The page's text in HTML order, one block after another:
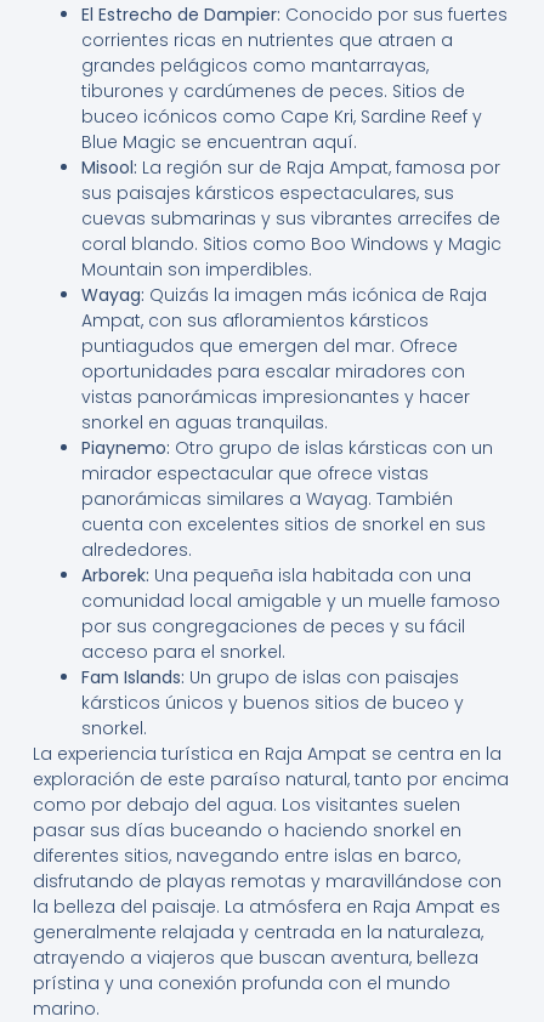
El Estrecho de Dampier: Conocido por sus fuertes
corrientes ricas en nutrientes que atraen a
grandes pelágicos como mantarrayas,
tiburones y cardúmenes de peces. Sitios de
buceo icónicos como Cape Kri, Sardine Reef y
Blue Magic se encuentran aquí.
Misool: La región sur de Raja Ampat, famosa por
sus paisajes kársticos espectaculares, sus
cuevas submarinas y sus vibrantes arrecifes de
coral blando. Sitios como Boo Windows y Magic
Mountain son imperdibles.
Wayag: Quizás la imagen más icónica de Raja
Ampat, con sus afloramientos kársticos
puntiagudos que emergen del mar. Ofrece
oportunidades para escalar miradores con
vistas panorámicas impresionantes y hacer
snorkel en aguas tranquilas.
Piaynemo: Otro grupo de islas kársticas con un
mirador espectacular que ofrece vistas
panorámicas similares a Wayag. También
cuenta con excelentes sitios de snorkel en sus
alrededores.
Arborek: Una pequeña isla habitada con una
comunidad local amigable y un muelle famoso
por sus congregaciones de peces y su fácil
acceso para el snorkel.
Fam Islands: Un grupo de islas con paisajes
kársticos únicos y buenos sitios de buceo y
snorkel.
La experiencia turística en Raja Ampat se centra en la
exploración de este paraíso natural, tanto por encima
como por debajo del agua. Los visitantes suelen
pasar sus días buceando o haciendo snorkel en
diferentes sitios, navegando entre islas en barco,
disfrutando de playas remotas y maravillándose con
la belleza del paisaje. La atmósfera en Raja Ampat es
generalmente relajada y centrada en la naturaleza,
atrayendo a viajeros que buscan aventura, belleza
prístina y una conexión profunda con el mundo
marino.